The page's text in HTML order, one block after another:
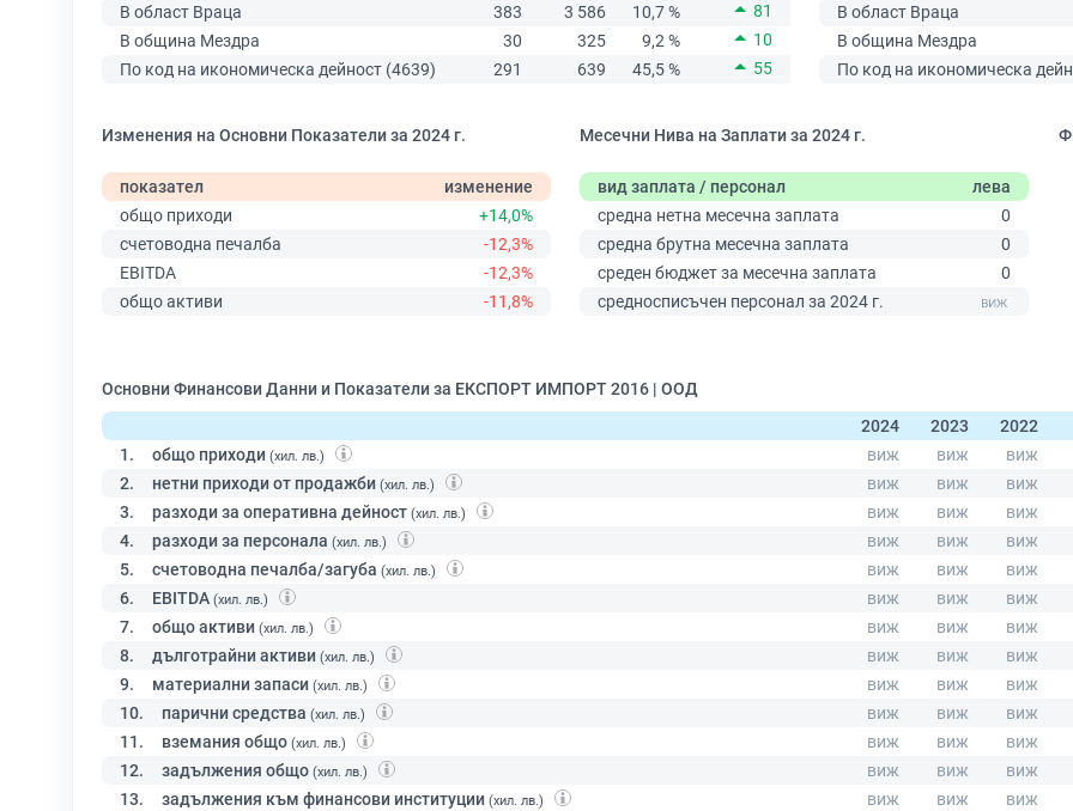
В област Враца
383 3 586 10,7 %
81
В община Мездра
30 325 9,2 %
10
По код на икономическа дейност (4639)
291 639 45,5 % 55
В област Враца
В община Мездра
По код на икономическа
Изменения на Основни Показатели за 2024 г.
показател
изменение
общо приходи
+14,0%
счетоводна печалба
-12,3%
EBITDA
-12,3%
общо активи
-11,8%
Месечни Нива на Заплати за 2024 г.
вид заплата / персонал
лева
средна нетна месечна заплата
0
средна брутна месечна заплата
0
среден бюджет за месечна заплата
0
средносписъчен персонал за 2024 г.
Основни Финансови Данни и Показатели за ЕКСПОРТ ИМПОРТ 2016 | ООД
2024
2023
2022
1.
общо приходи (хил. лв.)
2. нетни приходи от продажби (хил. лв.)
3. разходи за оперативна дейност (хил. лв.)
4. разходи за персонала (хил. лв.)
5. счетоводна печалба/загуба (хил. лв.)
6. EBITDA (хил. лв.)
7. общо активи (хил. лв.)
8. дълготрайни активи (хил. лв.)
9. материални запаси (хил. лв.)
10. парични средства (хил. лв.)
11. вземания общо (хил. лв.)
12. задължения общо (хил. лв.)
13. задължения към финансови институции (хил. лв.)